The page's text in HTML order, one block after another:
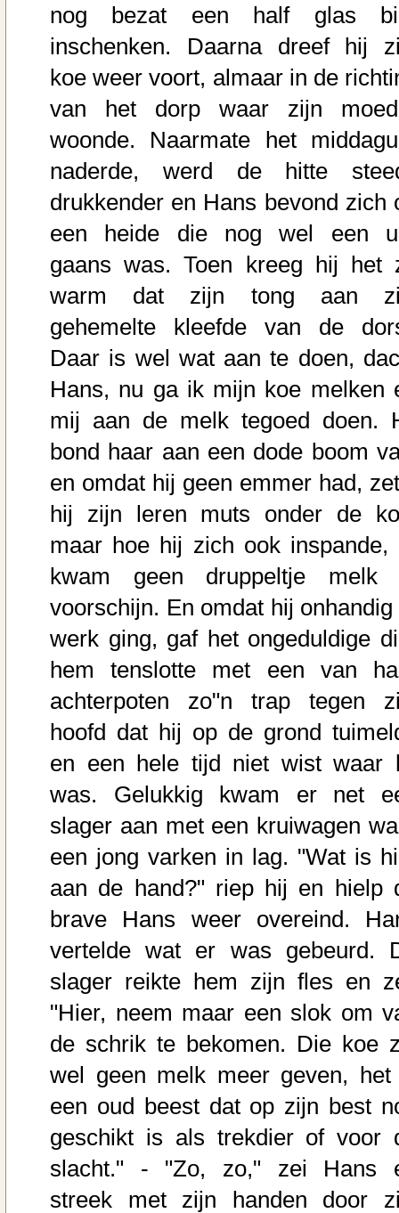
nog bezat een half glas
inschenken. Daarna dreef hij
koe weer voort, almaar in de
van het dorp waar zijn
woonde. Naarmate het
naderde, werd de hitte
drukkender en Hans bevond zich
een heide die nog wel een
gaans was. Toen kreeg hij het
warm dat zijn tong aan
gehemelte kleefde van de
Daar is wel wat aan te doen,
Hans, nu ga ik mijn koe melken
mij aan de melk tegoed doen.
bond haar aan een dode boom
en omdat hij geen emmer had,
hij zijn leren muts onder de
maar hoe hij zich ook inspande,
kwam geen druppeltje melk
voorschijn. En omdat hij onhandig
werk ging, gaf het ongeduldige
hem tenslotte met een van
achterpoten zo"n trap tegen
hoofd dat hij op de grond
en een hele tijd niet wist waar
was. Gelukkig kwam er net
slager aan met een kruiwagen
een jong varken in lag. "Wat is
aan de hand?" riep hij en hielp
brave Hans weer overeind.
vertelde wat er was gebeurd.
slager reikte hem zijn fles en
"Hier, neem maar een slok om
de schrik te bekomen. Die koe
wel geen melk meer geven, het
een oud beest dat op zijn best
geschikt is als trekdier of voor
slacht." - "Zo, zo," zei Hans
streek met zijn handen door